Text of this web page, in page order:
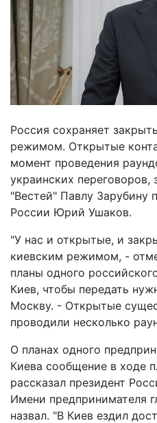
Россия сохраняет
режимом. Открытые
момент проведения
украинских переговоров,
"Вестей" Павлу Зарубину
России Юрий Ушаков.
"У нас и открытые, и
киевским режимом, -
планы одного
Киев, чтобы передать
Москву. - Открытые
проводили несколько
О планах одного
Киева сообщение в ходе
рассказал президент
Имени предпринимателя
назвал. "В Киев ездил